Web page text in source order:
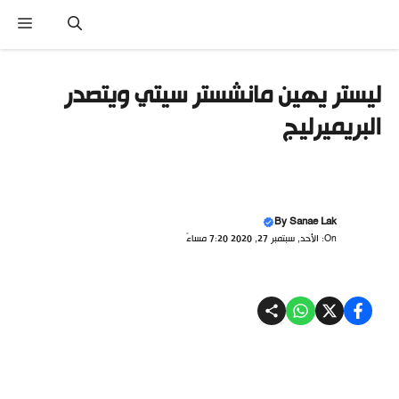
ليستر يهين مانشستر سيتي ويتصدر
البريميرليج
BySanae Lak
On: الأحد, سبتمبر 27, 2020 7:20 مساءً